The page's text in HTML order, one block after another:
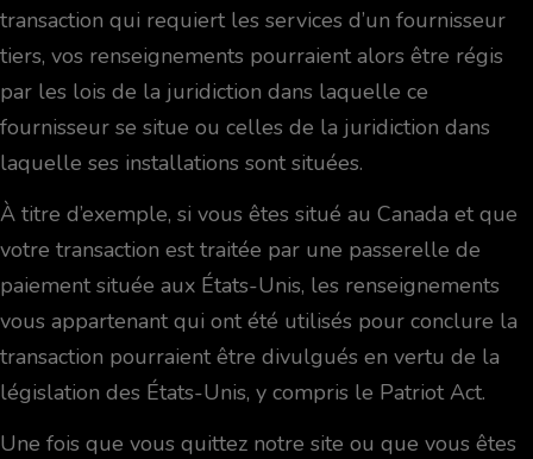
transaction qui requiert les services d’un fournisseur
tiers, vos renseignements pourraient alors être régis
par les lois de la juridiction dans laquelle ce
fournisseur se situe ou celles de la juridiction dans
laquelle ses installations sont situées.
À titre d’exemple, si vous êtes situé au Canada et que
votre transaction est traitée par une passerelle de
paiement située aux États-Unis, les renseignements
vous appartenant qui ont été utilisés pour conclure la
transaction pourraient être divulgués en vertu de la
législation des États-Unis, y compris le Patriot Act.
Une fois que vous quittez notre site ou que vous êtes